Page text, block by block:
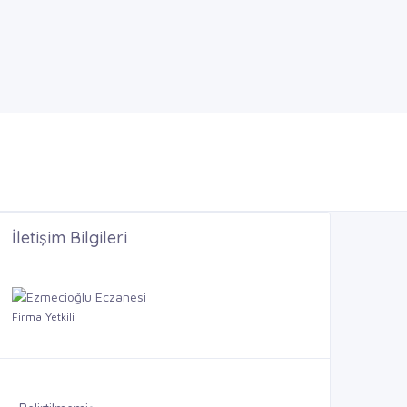
İletişim Bilgileri
Firma Yetkili